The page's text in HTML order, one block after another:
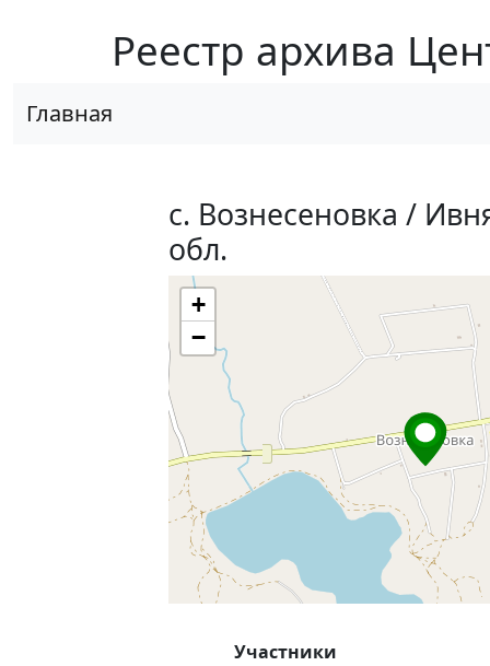
Реестр архива
Главная
с. Вознесеновка /
обл.
+
−
Участники